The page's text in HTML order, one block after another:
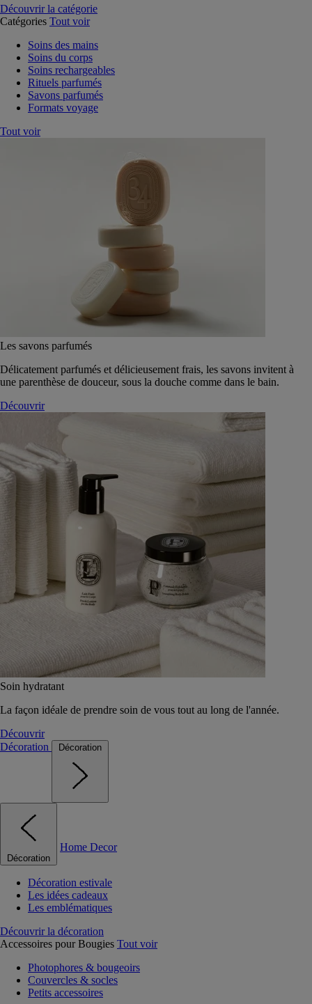
Découvrir la catégorie
Catégories Tout voir
Soins des mains
Soins du corps
Soins rechargeables
Rituels parfumés
Savons parfumés
Formats voyage
Tout voir
Les savons parfumés
Délicatement parfumés et délicieusement frais, les savons invitent à
une parenthèse de douceur, sous la douche comme dans le bain.
Découvrir
Soin hydratant
La façon idéale de prendre soin de vous tout au long de l'année.
Découvrir
Décoration
Décoration
Décoration
Home Decor
Décoration estivale
Les idées cadeaux
Les emblématiques
Découvrir la décoration
Accessoires pour Bougies Tout voir
Photophores & bougeoirs
Couvercles & socles
Petits accessoires